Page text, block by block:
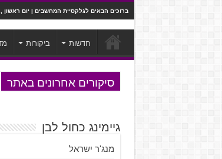
ברוכים הבאים לגלקסיית המחשבים | יום ראשון , 9 באוגוסט
חדשות ביקורות
סיקורים אחרונים באתר
גיימינג כחול לבן
מנג'ר ישראל